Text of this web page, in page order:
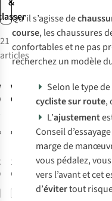
21
articles
Vaude
Chaussures De
Vélo Tvl Skoj
2
€169,95
2
couleurs
disponibles
Comparer
Vaude
Chaussures De
Vélo All Round
AM Tsali Mid
STX
€220,00
1
couleur
disponible
Comparer
Qu’il s’agisse de
course, les chaussures
confortables et ne pas
recherchez un modèle
Selon le type
cycliste sur route,
L’ajustement
Conseil
marge de
vous pédalez,
vers l’avant et cet
d’évitertout